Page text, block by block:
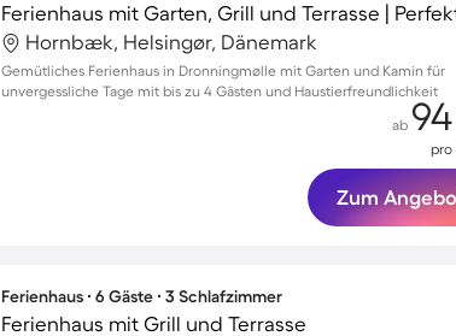
Hornbæk, Helsingør, Dänemark
Gemütliches Ferienhaus in Dronningmølle mit Garten und Kamin für
unvergessliche Tage mit bis zu 4 Gästen und Haustierfreundlichkeit
ab
pro
Zum
Ferienhaus ∙ 6 Gäste ∙ 3 Schlafzimmer
Ferienhaus mit Grill und Terrasse